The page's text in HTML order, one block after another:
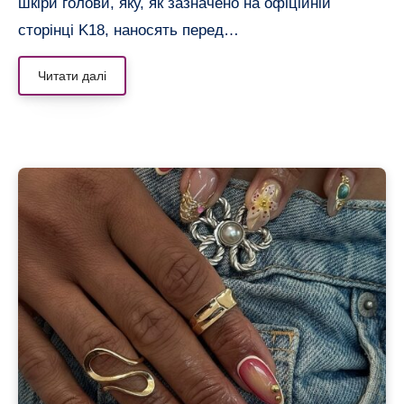
сторінці K18, наносять перед…
Читати далі